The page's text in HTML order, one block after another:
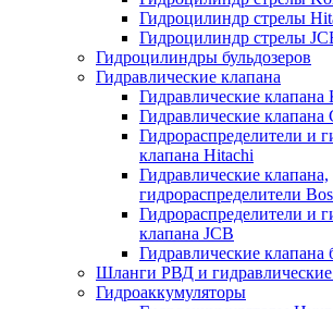
Гидроцилиндр стрелы
Гидроцилиндр стрелы
Гидроцилиндры бульдозеров
Гидравлические клапана
Гидравлические клапана
Гидравлические клапана
Гидрораспределители и
клапана Hitachi
Гидравлические клапана,
гидрораспределители
Гидрораспределители и
клапана JCB
Гидравлические клапана
Шланги РВД и гидравлические
Гидроаккумуляторы